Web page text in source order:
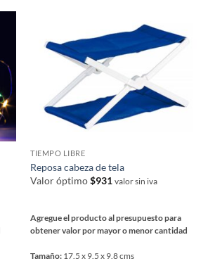
TIEMPO LIBRE
Reposa cabeza de tela
Valor óptimo$931 valor sin iva
Agregue el producto al presupuesto para
obtener valor por mayor o menor cantidad
Tamaño: 17.5 x 9.5 x 9.8 cms